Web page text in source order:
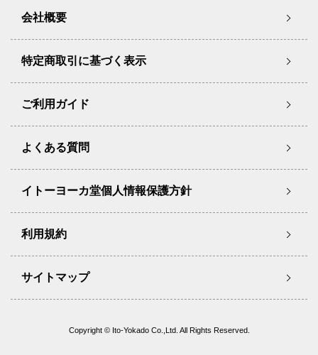
会社概要
特定商取引に基づく表示
ご利用ガイド
よくある質問
イトーヨーカ堂個人情報保護方針
利用規約
サイトマップ
Copyright © Ito-Yokado Co.,Ltd. All Rights Reserved.